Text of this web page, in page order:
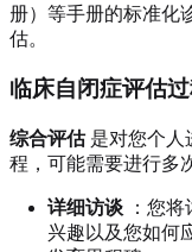
册）等手册的标准化
估。
临床自闭症评估
综合评估是对您个人
程，可能需要进行多
详细访谈 ：您
兴趣以及您如何